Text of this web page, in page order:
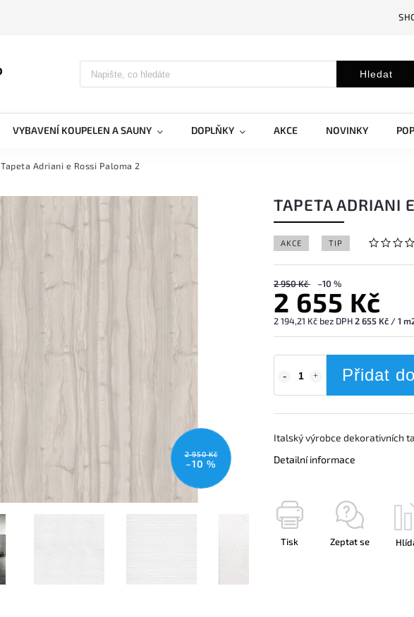
Hledat
VYBAVENÍ KOUPELEN A SAUNY DOPLŇKY AKCE NOVINKY
Tapeta Adriani e Rossi Paloma 2
2 950 Kč
–10 %
TAPETA ADRIANI
AKCE TIP
2 950 Kč –10 %
2 655 Kč
2 194,21 Kč bez DPH2 655 Kč / 1
Přidat
Italský výrobce dekorativních
Detailní informace
Tisk Zeptat se